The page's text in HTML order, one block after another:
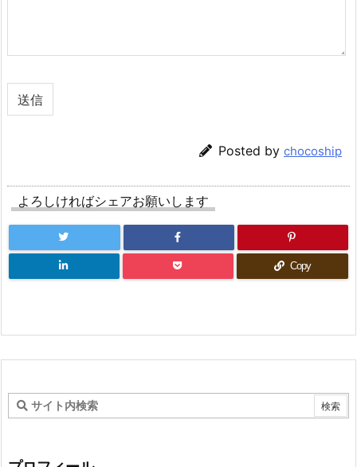
Posted by chocoship
よろしければシェアお願いします
Copy